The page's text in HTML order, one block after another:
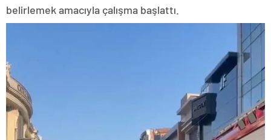
belirlemek amacıyla çalışma başlattı.